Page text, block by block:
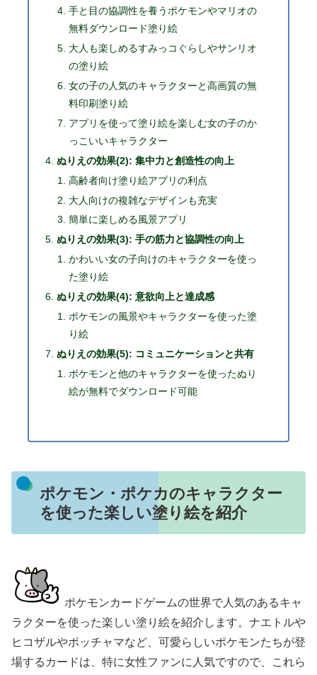
手と目の協調性を養うポケモンやマリオの
無料ダウンロード塗り絵
大人も楽しめるすみっコぐらしやサンリオ
の塗り絵
女の子の人気のキャラクターと高画質の無
料印刷塗り絵
アプリを使って塗り絵を楽しむ女の子のか
っこいいキャラクター
ぬりえの効果(2): 集中力と創造性の向上
高齢者向け塗り絵アプリの利点
大人向けの複雑なデザインも充実
簡単に楽しめる風景アプリ
ぬりえの効果(3): 手の筋力と協調性の向上
かわいい女の子向けのキャラクターを使っ
た塗り絵
ぬりえの効果(4): 意欲向上と達成感
ポケモンの風景やキャラクターを使った塗
り絵
ぬりえの効果(5): コミュニケーションと共有
ポケモンと他のキャラクターを使ったぬり
絵が無料でダウンロード可能
ポケモン・ポケカのキャラクター
を使った楽しい塗り絵を紹介
ポケモンカードゲームの世界で人気のあるキャ
ラクターを使った楽しい塗り絵を紹介します。ナエトルや
ヒコザルやポッチャマなど、可愛らしいポケモンたちが登
場するカードは、特に女性ファンに人気ですので、これら